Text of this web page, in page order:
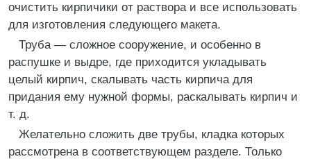
очистить кирпичики от раствора и все использовать
для изготовления следующего макета.
Труба — сложное сооружение, и особенно в
распушке и выдре, где приходится укладывать
целый кирпич, скалывать часть кирпича для
придания ему нужной формы, раскалывать кирпич и
т. д.
Желательно сложить две трубы, кладка которых
рассмотрена в соответствующем разделе. Только